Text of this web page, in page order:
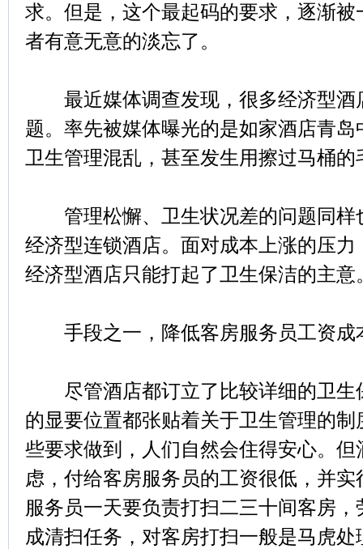
求。但是，这个最起码的要求，逐渐
者有意无意的淡忘了。
最近媒体调查发现，很多经济型酒
题。率先被媒体曝光的是如家酒店青
卫生管理混乱，甚至发生用擦过马桶
管理松懈、卫生状况差的问题同样
经济型连锁酒店。面对成本上涨的压
经济型酒店只能打起了卫生保洁的主意
手段之一，降低客房服务员工资成
尽管酒店都订立了比较详细的卫生
的显要位置都张贴着关于卫生管理的
些要求做到，人们自然会住得安心。
虑，付给客房服务员的工资很低，并
服务员一天要负责打扫二三十间客房
成清扫任务，对客房打扫一般是马虎